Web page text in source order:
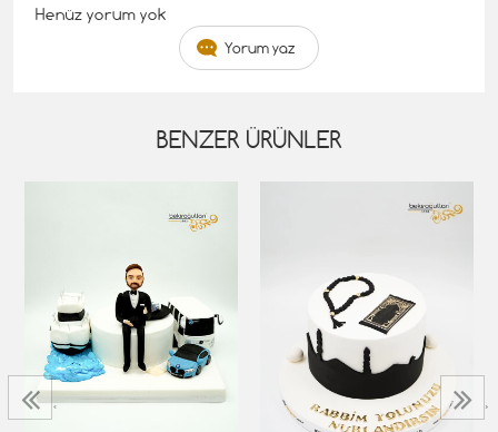
Henüz yorum yok
Yorum yaz
BENZER ÜRÜNLER
‹ ›